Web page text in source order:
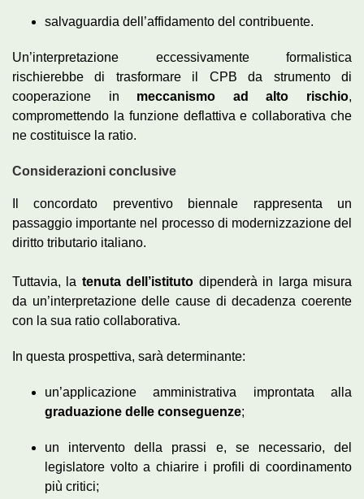
salvaguardia dell’affidamento del contribuente.
Un’interpretazione eccessivamente formalistica
rischierebbe di trasformare il CPB da strumento di
cooperazione in meccanismo ad alto rischio,
compromettendo la funzione deflattiva e collaborativa che
ne costituisce la ratio.
Considerazioni conclusive
Il concordato preventivo biennale rappresenta un
passaggio importante nel processo di modernizzazione del
diritto tributario italiano.
Tuttavia, la tenuta dell’istituto dipenderà in larga misura
da un’interpretazione delle cause di decadenza coerente
con la sua ratio collaborativa.
In questa prospettiva, sarà determinante:
un’applicazione amministrativa improntata alla
graduazione delle conseguenze;
un intervento della prassi e, se necessario, del
legislatore volto a chiarire i profili di coordinamento
più critici;